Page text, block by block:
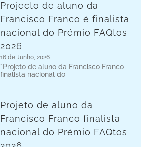
Projecto de aluno da
Francisco Franco é finalista
nacional do Prémio FAQtos
2026
16 de Junho, 2026
"Projeto de aluno da Francisco Franco
finalista nacional do
Projeto de aluno da
Francisco Franco finalista
nacional do Prémio FAQtos